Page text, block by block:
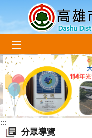
跳到主要內容區塊
:::
分眾導覽